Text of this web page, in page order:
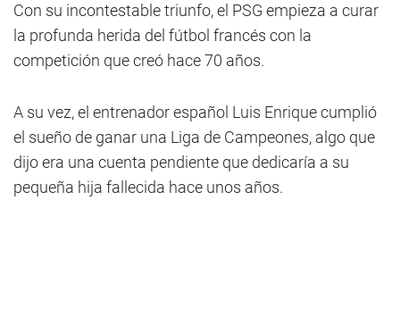
Con su incontestable triunfo, el PSG empieza a curar
la profunda herida del fútbol francés con la
competición que creó hace 70 años.
A su vez, el entrenador español Luis Enrique cumplió
el sueño de ganar una Liga de Campeones, algo que
dijo era una cuenta pendiente que dedicaría a su
pequeña hija fallecida hace unos años.